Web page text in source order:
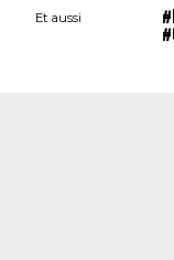
Et aussi